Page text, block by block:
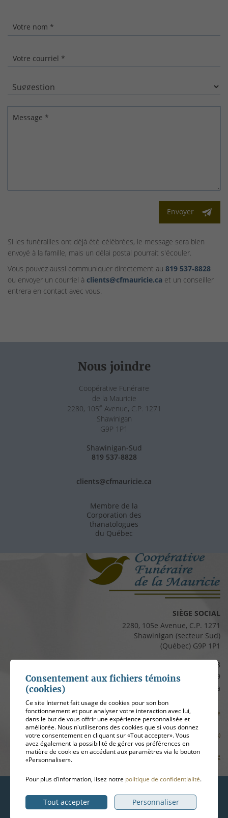
Votre nom *
Votre courriel *
Message *
Envoyer
Si les funérailles ont déjà été célébrées, le message sera bien
envoyé à la famille, mais un délai postal pourrait s'écouler.
Vous pouvez aussi communiquer directement au 819 537‑8828
ou envoyer un courriel à clients@cfmauricie.ca et un conseiller
entrera en contact avec vous.
Nous joindre
Coopérative Funéraire
de la Mauricie
2280, 105e Avenue, C.P. 1271
Shawinigan
G9P 1P1
Shawinigan-Sud
819 537-8828
clients@cfmauricie.ca
Membre de la
Corporation des
thanatologues
du Québec
SIÈGE SOCIAL
2280, 105e Avenue, C.P. 1271
Shawinigan (secteur Sud)
(Québec) G9P 1P1
819 537-8828
Télécopieur :819 537-8829
clients@cfmauricie.ca
Conditions d’utilisation et politique de confidentialité
Gérer mes témoins (cookies)
Plan de site
Hébergement
ADN communication
Consentement aux fichiers témoins
(cookies)
Ce site Internet fait usage de cookies pour son bon
fonctionnement et pour analyser votre interaction avec lui,
dans le but de vous offrir une expérience personnalisée et
améliorée. Nous n'utiliserons des cookies que si vous donnez
votre consentement en cliquant sur «Tout accepter». Vous
avez également la possibilité de gérer vos préférences en
matière de cookies en accédant aux paramètres via le bouton
«Personnaliser».
Pour plus d’information, lisez notre politique de confidentialité.
Tout accepter Personnaliser